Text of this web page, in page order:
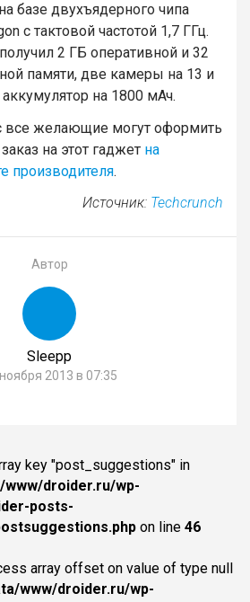
базе двухъядерного чипа
с тактовой частотой 1,7 ГГц.
получил 2 ГБ оперативной и 32
памяти, две камеры на 13 и
на 1800 мАч.
все желающие могут оформить
на этот гаджет на
производителя.
Источник: Techcrunch
Автор
Sleepp
2013 в 07:35
key "post_suggestions" in
droider.ru/wp-
posts-
on line 46
array offset on value of type null
www/droider.ru/wp-